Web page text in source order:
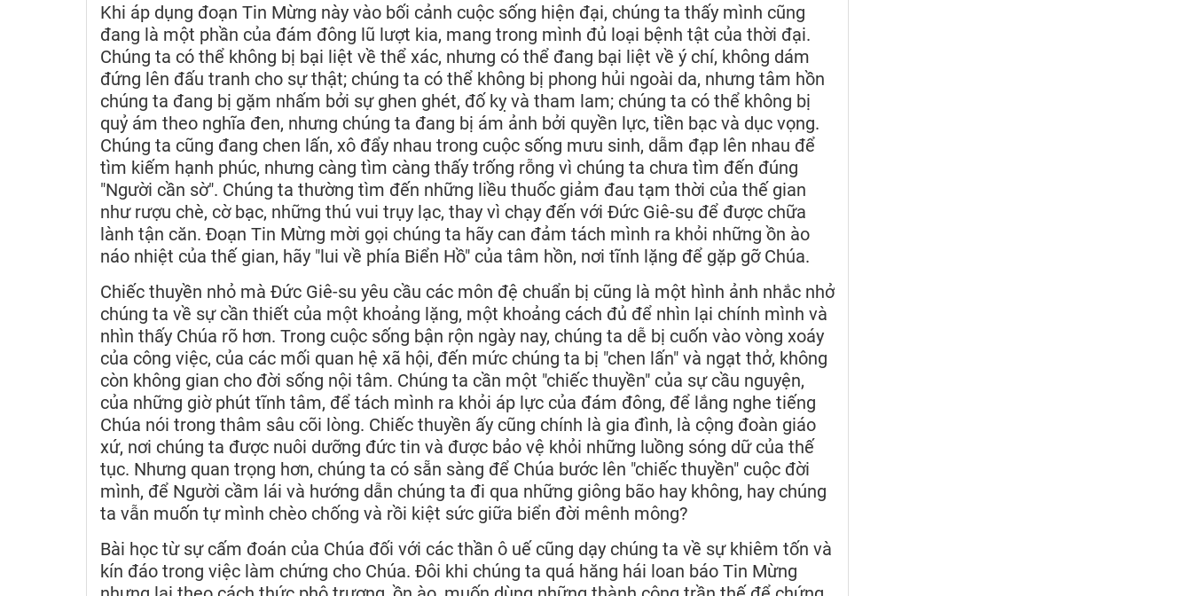
Khi áp dụng đoạn Tin Mừng này vào bối cảnh cuộc sống hiện đại, chúng ta thấy mình cũng
đang là một phần của đám đông lũ lượt kia, mang trong mình đủ loại bệnh tật của thời đại.
Chúng ta có thể không bị bại liệt về thể xác, nhưng có thể đang bại liệt về ý chí, không dám
đứng lên đấu tranh cho sự thật; chúng ta có thể không bị phong hủi ngoài da, nhưng tâm hồn
chúng ta đang bị gặm nhấm bởi sự ghen ghét, đố kỵ và tham lam; chúng ta có thể không bị
quỷ ám theo nghĩa đen, nhưng chúng ta đang bị ám ảnh bởi quyền lực, tiền bạc và dục vọng.
Chúng ta cũng đang chen lấn, xô đẩy nhau trong cuộc sống mưu sinh, dẫm đạp lên nhau để
tìm kiếm hạnh phúc, nhưng càng tìm càng thấy trống rỗng vì chúng ta chưa tìm đến đúng
"Người cần sờ". Chúng ta thường tìm đến những liều thuốc giảm đau tạm thời của thế gian
như rượu chè, cờ bạc, những thú vui trụy lạc, thay vì chạy đến với Đức Giê-su để được chữa
lành tận căn. Đoạn Tin Mừng mời gọi chúng ta hãy can đảm tách mình ra khỏi những ồn ào
náo nhiệt của thế gian, hãy "lui về phía Biển Hồ" của tâm hồn, nơi tĩnh lặng để gặp gỡ Chúa.
Chiếc thuyền nhỏ mà Đức Giê-su yêu cầu các môn đệ chuẩn bị cũng là một hình ảnh nhắc nhở
chúng ta về sự cần thiết của một khoảng lặng, một khoảng cách đủ để nhìn lại chính mình và
nhìn thấy Chúa rõ hơn. Trong cuộc sống bận rộn ngày nay, chúng ta dễ bị cuốn vào vòng xoáy
của công việc, của các mối quan hệ xã hội, đến mức chúng ta bị "chen lấn" và ngạt thở, không
còn không gian cho đời sống nội tâm. Chúng ta cần một "chiếc thuyền" của sự cầu nguyện,
của những giờ phút tĩnh tâm, để tách mình ra khỏi áp lực của đám đông, để lắng nghe tiếng
Chúa nói trong thâm sâu cõi lòng. Chiếc thuyền ấy cũng chính là gia đình, là cộng đoàn giáo
xứ, nơi chúng ta được nuôi dưỡng đức tin và được bảo vệ khỏi những luồng sóng dữ của thế
tục. Nhưng quan trọng hơn, chúng ta có sẵn sàng để Chúa bước lên "chiếc thuyền" cuộc đời
mình, để Người cầm lái và hướng dẫn chúng ta đi qua những giông bão hay không, hay chúng
ta vẫn muốn tự mình chèo chống và rồi kiệt sức giữa biển đời mênh mông?
Bài học từ sự cấm đoán của Chúa đối với các thần ô uế cũng dạy chúng ta về sự khiêm tốn và
kín đáo trong việc làm chứng cho Chúa. Đôi khi chúng ta quá hăng hái loan báo Tin Mừng